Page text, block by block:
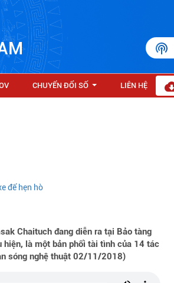
CHUYỂN ĐỔI SỐ LIÊN HỆ
để hẹn hò
Chaituch đang diễn ra tại Bảo tàng
là một bản phối tài tình của 14 tác
sóng nghệ thuật 02/11/2018)